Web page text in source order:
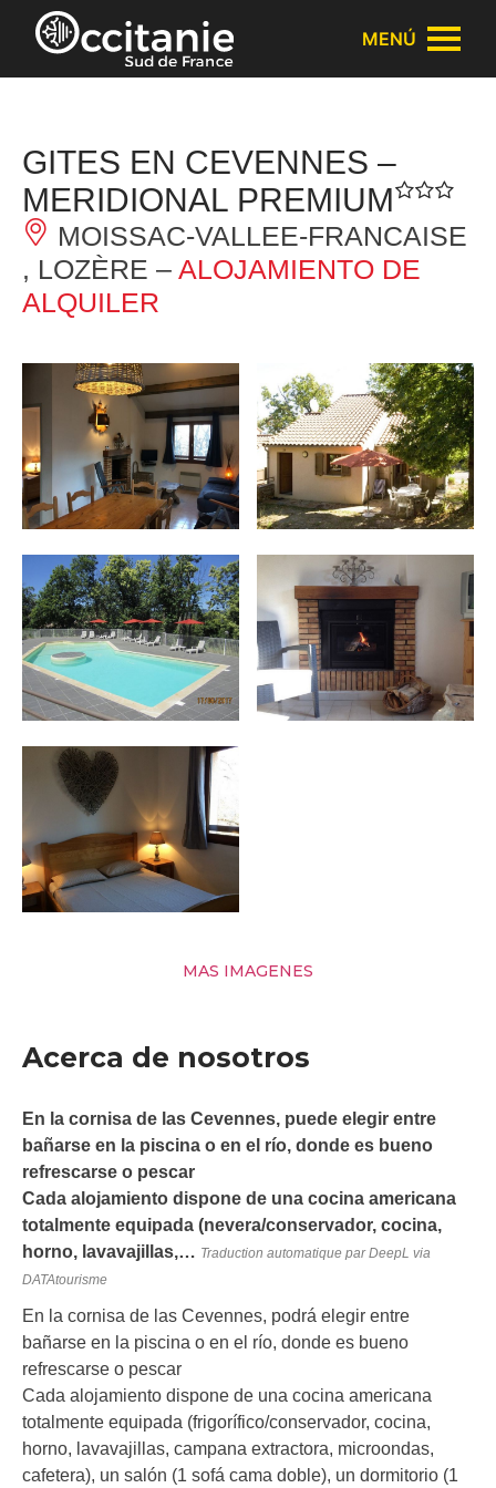
Panel de gestión de cookies
MENÚ
GITES EN CEVENNES –
MERIDIONAL PREMIUM
MOISSAC-VALLEE-FRANCAISE
, LOZÈRE – ALOJAMIENTO DE
ALQUILER
MAS IMAGENES
Acerca de nosotros
En la cornisa de las Cevennes, puede elegir entre
bañarse en la piscina o en el río, donde es bueno
refrescarse o pescar
Cada alojamiento dispone de una cocina americana
totalmente equipada (nevera/conservador, cocina,
horno, lavavajillas,… Traduction automatique par DeepL via
DATAtourisme
En la cornisa de las Cevennes, podrá elegir entre
bañarse en la piscina o en el río, donde es bueno
refrescarse o pescar
Cada alojamiento dispone de una cocina americana
totalmente equipada (frigorífico/conservador, cocina,
horno, lavavajillas, campana extractora, microondas,
cafetera), un salón (1 sofá cama doble), un dormitorio (1